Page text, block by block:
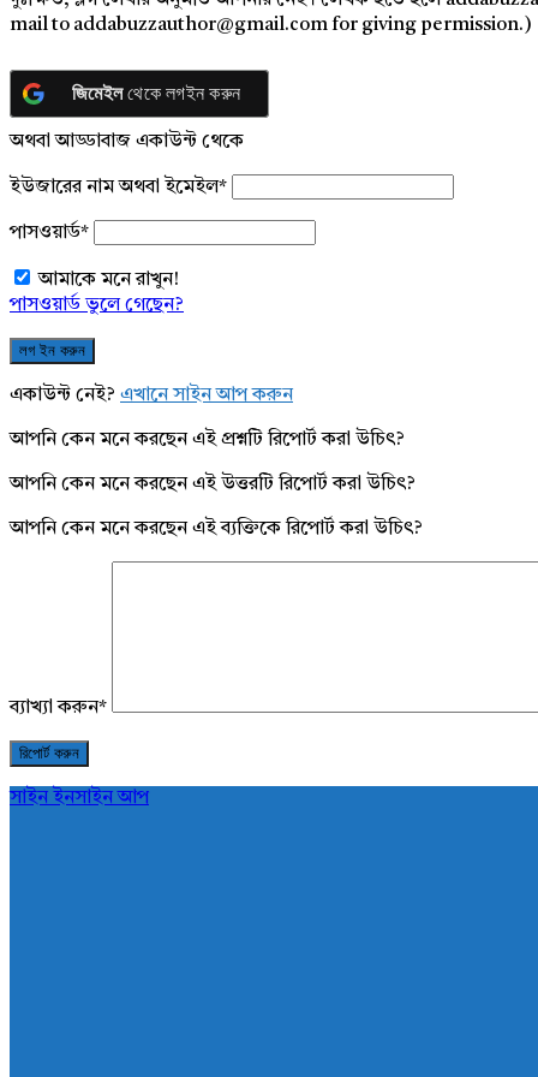
mail to addabuzzauthor@gmail.com for giving permission.)
জিমেইলথেকে লগইন করুন
অথবা আড্ডাবাজ একাউন্ট থেকে
ইউজারের নাম অথবা ইমেইল*
পাসওয়ার্ড*
আমাকে মনে রাখুন!
পাসওয়ার্ড ভুলে গেছেন?
একাউন্ট নেই? এখানে সাইন আপ করুন
আপনি কেন মনে করছেন এই প্রশ্নটি রিপোর্ট করা উচিৎ?
আপনি কেন মনে করছেন এই উত্তরটি রিপোর্ট করা উচিৎ?
আপনি কেন মনে করছেন এই ব্যক্তিকে রিপোর্ট করা উচিৎ?
ব্যাখ্যা করুন*
সাইন ইনসাইন আপ